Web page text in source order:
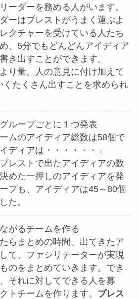
ーダーを務める人がいます。
ーはブレストがうまく運ぶよ
クチャーを受けている人たち
、5分でもどんどんアイディア
き出すことができます。
り量。人の意見に付け加えて
くたくさん出すことを求められ
ループごとに１つ発表
ームのアイディア総数は58個で
ディアは・・・・・・」
レストで出たアイディアの数
めた一押しのアイディアを発
プも、アイディアは45～80個
た。
がるチームを作る
らまとめの時間。出てきたア
て、ファシリテーターが実現
のをまとめていきます。でき
それに対してできる人を募
トチームを作ります。 ブレス